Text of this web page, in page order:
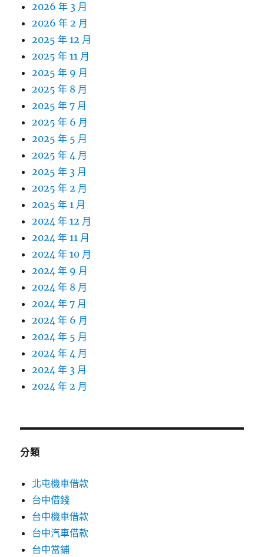
2026 年 3 月
2026 年 2 月
2025 年 12 月
2025 年 11 月
2025 年 9 月
2025 年 8 月
2025 年 7 月
2025 年 6 月
2025 年 5 月
2025 年 4 月
2025 年 3 月
2025 年 2 月
2025 年 1 月
2024 年 12 月
2024 年 11 月
2024 年 10 月
2024 年 9 月
2024 年 8 月
2024 年 7 月
2024 年 6 月
2024 年 5 月
2024 年 4 月
2024 年 3 月
2024 年 2 月
分類
北屯機車借款
台中借錢
台中機車借款
台中汽車借款
台中當鋪